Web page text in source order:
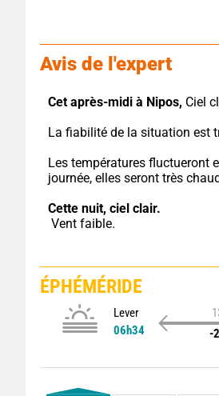
Avis de l'expert
Cet après-midi à Nipos, Ciel
La fiabilité de la situation est
Les températures fluctueront
journée, elles seront très
Cette nuit, ciel clair.
Vent faible.
ÉPHÉMÉRIDE
Lever
06h34
-